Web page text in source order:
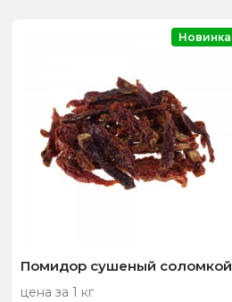
Помидор сушеный соломкой
цена за 1 кг
Новинка